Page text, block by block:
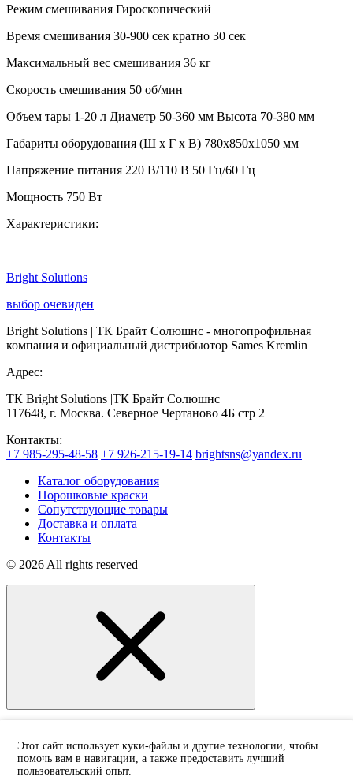
Режим смешивания Гироскопический
Время смешивания 30-900 сек кратно 30 сек
Максимальный вес смешивания 36 кг
Скорость смешивания 50 об/мин
Объем тары 1-20 л Диаметр 50-360 мм Высота 70-380 мм
Габариты оборудования (Ш х Г х В) 780x850x1050 мм
Напряжение питания 220 В/110 В 50 Гц/60 Гц
Мощность 750 Вт
Характеристики:
Bright Solutions
выбор очевиден
Bright Solutions | ТК Брайт Солюшнс - многопрофильная
компания и официальный дистрибьютор Sames Kremlin
Адрес:
ТК Bright Solutions |ТК Брайт Солюшнс
117648, г. Москва. Северное Чертаново 4Б стр 2
Контакты:
+7 985-295-48-58 +7 926-215-19-14 brightsns@yandex.ru
Каталог оборудования
Порошковые краски
Сопутствующие товары
Доставка и оплата
Контакты
© 2026 All rights reserved
Мы свяжемся с вами в ближайшее время!
Этот сайт использует куки-файлы и другие технологии, чтобы
помочь вам в навигации, а также предоставить лучший
пользовательский опыт.